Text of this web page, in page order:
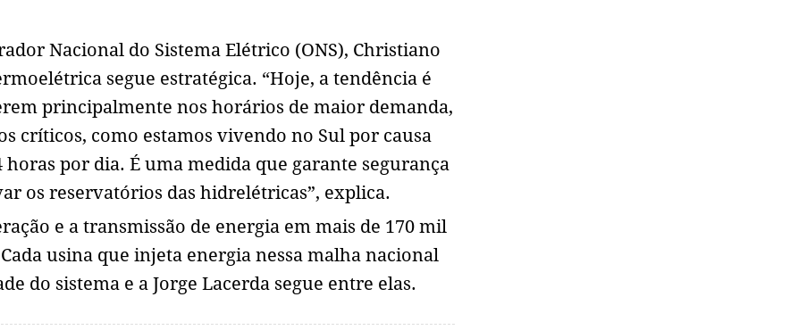
Nacional do Sistema Elétrico (ONS), Christiano
segue estratégica. “Hoje, a tendência é
principalmente nos horários de maior demanda,
críticos, como estamos vivendo no Sul por causa
horas por dia. É uma medida que garante segurança
os reservatórios das hidrelétricas”, explica.
e a transmissão de energia em mais de 170 mil
usina que injeta energia nessa malha nacional
do sistema e a Jorge Lacerda segue entre elas.